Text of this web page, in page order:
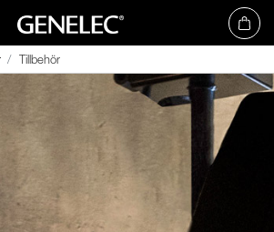
Tillbehör
Tillbehör